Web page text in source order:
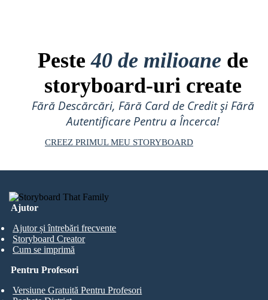
Peste40 de milioane de
storyboard-uri create
Fără Descărcări, Fără Card de Credit și Fără
Autentificare Pentru a Încerca!
CREEZ PRIMUL MEU STORYBOARD
Ajutor
Ajutor și întrebări frecvente
Storyboard Creator
Cum se imprimă
Pentru Profesori
Versiune Gratuită Pentru Profesori